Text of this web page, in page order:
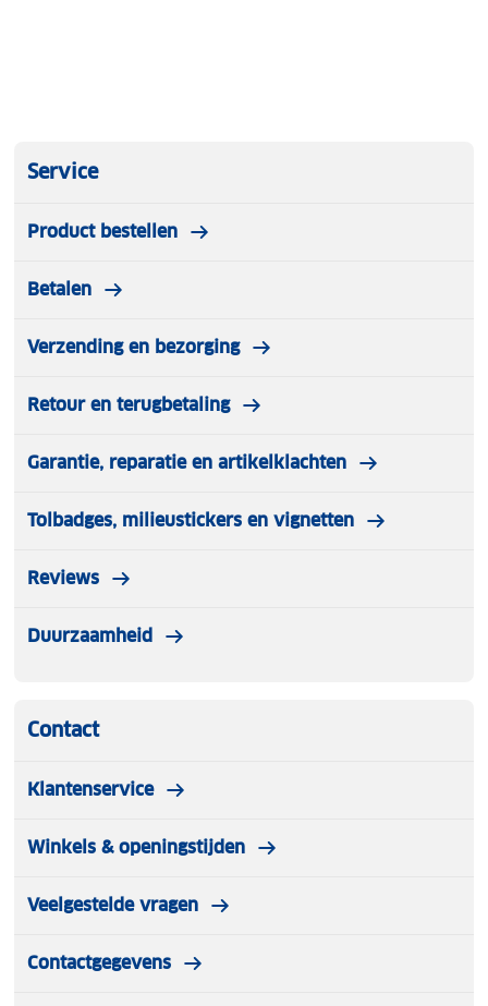
Service
Product bestellen
Betalen
Verzending en bezorging
Retour en terugbetaling
Garantie, reparatie en artikelklachten
Tolbadges, milieustickers en vignetten
Reviews
Duurzaamheid
Contact
Klantenservice
Winkels & openingstijden
Veelgestelde vragen
Contactgegevens